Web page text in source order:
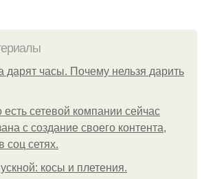
дарят часы. Почему нельзя дарить
есть сетевой компании сейчас
с создание своего контента,
соц сетях.
косы и плетения.